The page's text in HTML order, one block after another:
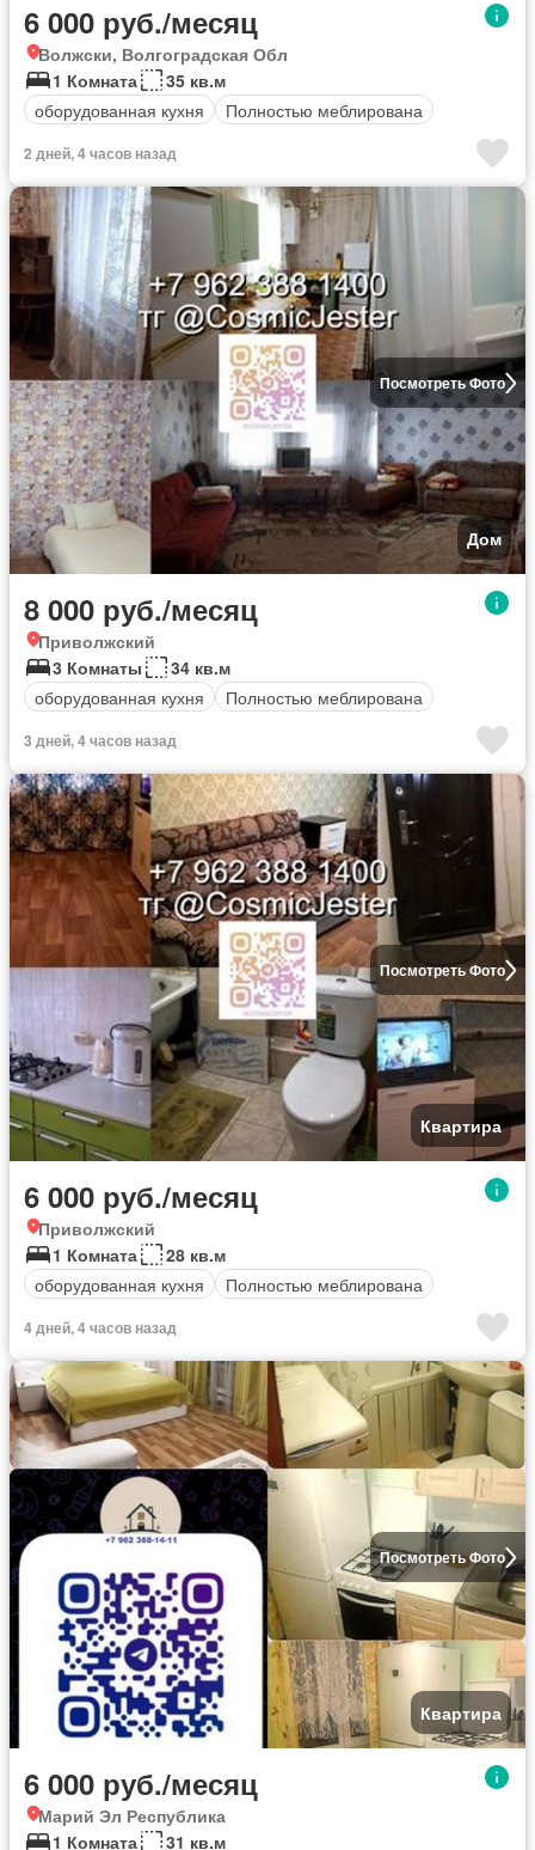
6 000 руб./месяц
Волжски, Волгоградская Обл
1 Комната
35 кв.м
оборудованная кухня
Полностью меблирована
2 дней, 4 часов назад
Посмотреть Фото
Дом
8 000 руб./месяц
Приволжский
3 Комнаты
34 кв.м
оборудованная кухня
Полностью меблирована
3 дней, 4 часов назад
Посмотреть Фото
Квартира
6 000 руб./месяц
Приволжский
1 Комната
28 кв.м
оборудованная кухня
Полностью меблирована
4 дней, 4 часов назад
Посмотреть Фото
Квартира
6 000 руб./месяц
Марий Эл Республика
1 Комната
31 кв.м